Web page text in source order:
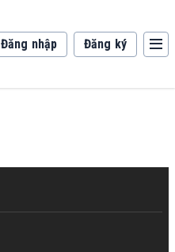
Đăng nhập Đăng ký